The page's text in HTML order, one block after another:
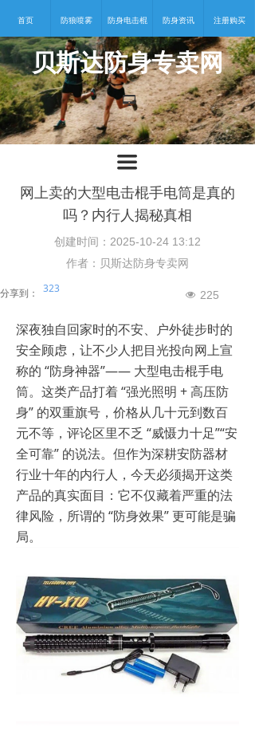
贝斯达防身专卖网
首页 防狼喷雾 防身电击棍 防身资讯 注册购买
넡
网上卖的大型电击棍手电筒是真的
吗？内行人揭秘真相
深夜独自回家时的不安、户外徒步时的
安全顾虑，让不少人把目光投向网上宣
称的 “防身神器”—— 大型电击棍手电
筒。这类产品打着 “强光照明 + 高压防
身” 的双重旗号，价格从几十元到数百
元不等，评论区里不乏 “威慑力十足”“安
全可靠” 的说法。但作为深耕安防器材
行业十年的内行人，今天必须揭开这类
产品的真实面目：它不仅藏着严重的法
律风险，所谓的 “防身效果” 更可能是骗
局。
넶 225
分享到： 323
创建时间： 2025-10-24 13:12
作者：贝斯达防身专卖网
끀